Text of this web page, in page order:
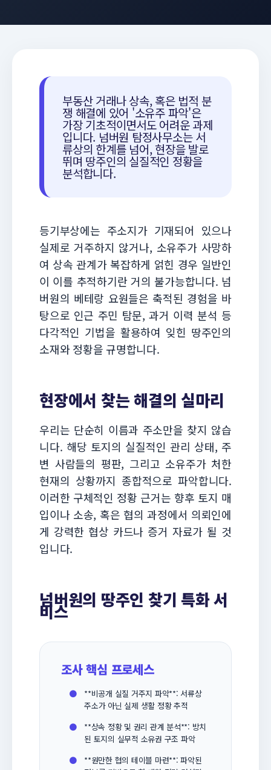
부동산 거래나 상속, 혹은 법적 분
쟁 해결에 있어 '소유주 파악'은
가장 기초적이면서도 어려운 과제
입니다. 넘버원 탐정사무소는 서
류상의 한계를 넘어, 현장을 발로
뛰며 땅주인의 실질적인 정황을
분석합니다.
등기부상에는 주소지가 기재되어 있으나
실제로 거주하지 않거나, 소유주가 사망하
여 상속 관계가 복잡하게 얽힌 경우 일반인
이 이를 추적하기란 거의 불가능합니다. 넘
버원의 베테랑 요원들은 축적된 경험을 바
탕으로 인근 주민 탐문, 과거 이력 분석 등
다각적인 기법을 활용하여 잊힌 땅주인의
소재와 정황을 규명합니다.
현장에서 찾는 해결의 실마리
우리는 단순히 이름과 주소만을 찾지 않습
니다. 해당 토지의 실질적인 관리 상태, 주
변 사람들의 평판, 그리고 소유주가 처한
현재의 상황까지 종합적으로 파악합니다.
이러한 구체적인 정황 근거는 향후 토지 매
입이나 소송, 혹은 협의 과정에서 의뢰인에
게 강력한 협상 카드나 증거 자료가 될 것
입니다.
넘버원의 땅주인 찾기 특화 서
비스
조사 핵심 프로세스
●
**비공개 실질 거주지 파악**: 서류상
주소가 아닌 실제 생활 정황 추적
●
**상속 정황 및 권리 관계 분석**: 방치
된 토지의 실무적 소유권 구조 파악
●
**원만한 협의 테이블 마련**: 파악된